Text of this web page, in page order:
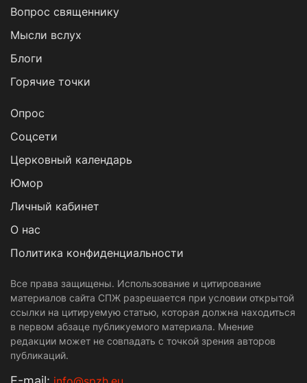
Вопрос священнику
Мысли вслух
Блоги
Горячие точки
Опрос
Cоцсети
Церковный календарь
Юмор
Личный кабинет
О нас
Политика конфиденциальности
Все права защищены. Использование и цитирование
материалов сайта СПЖ разрешается при условии открытой
ссылки на цитируемую статью, которая должна находиться
в первом абзаце публикуемого материала. Мнение
редакции может не совпадать с точкой зрения авторов
публикаций.